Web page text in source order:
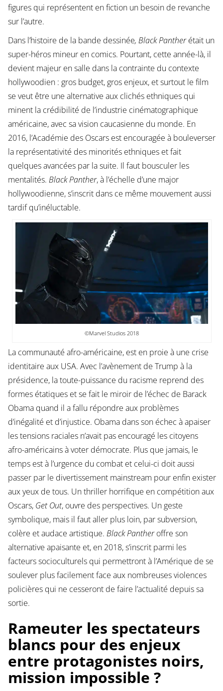
figures qui représentent en fiction un besoin de revanche
sur l’autre.
Dans l’histoire de la bande dessinée, Black Pantherétait un
super-héros mineur en comics. Pourtant, cette année-là, il
devient majeur en salle dans la contrainte du contexte
hollywoodien : gros budget, gros enjeux, et surtout le film
se veut être une alternative aux clichés ethniques qui
minent la crédibilité de l’industrie cinématographique
américaine, avec sa vision caucasienne du monde. En
2016, l’Académie des Oscars est encouragée à bouleverser
la représentativité des minorités ethniques et fait
quelques avancées par la suite. Il faut bousculer les
mentalités. Black Panther, à l’échelle d’une major
hollywoodienne, s’inscrit dans ce même mouvement aussi
tardif qu’inéluctable.
©Marvel Studios 2018
La communauté afro-américaine, est en proie à une crise
identitaire aux USA. Avec l’avènement de Trump à la
présidence, la toute-puissance du racisme reprend des
formes étatiques et se fait le miroir de l’échec de Barack
Obama quand il a fallu répondre aux problèmes
d’inégalité et d’injustice. Obama dans son échec à apaiser
les tensions raciales n’avait pas encouragé les citoyens
afro-américains à voter démocrate. Plus que jamais, le
temps est à l’urgence du combat et celui-ci doit aussi
passer par le divertissement mainstream pour enfin exister
aux yeux de tous. Un thriller horrifique en compétition aux
Oscars, Get Out, ouvre des perspectives. Un geste
symbolique, mais il faut aller plus loin, par subversion,
colère et audace artistique. Black Pantheroffre son
alternative apaisante et, en 2018, s’inscrit parmi les
facteurs socioculturels qui permettront à l’Amérique de se
soulever plus facilement face aux nombreuses violences
policières qui ne cesseront de faire l’actualité depuis sa
sortie.
Rameuter les spectateurs
blancs pour des enjeux
entre protagonistes noirs,
mission impossible ?